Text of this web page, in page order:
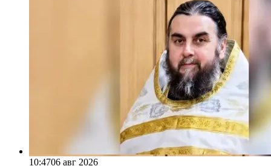
10:4706 авг 2026